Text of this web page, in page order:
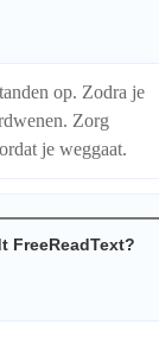
op. Zodra je
Zorg
je weggaat.
FreeReadText?